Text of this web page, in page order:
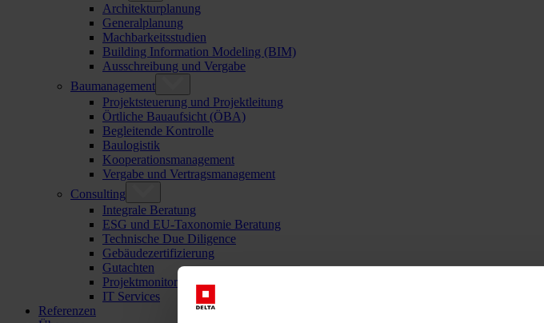
Architekturplanung
Generalplanung
Machbarkeitsstudien
Building Information Modeling (BIM)
Ausschreibung und Vergabe
Baumanagement
Projektsteuerung und Projektleitung
Örtliche Bauaufsicht (ÖBA)
Begleitende Kontrolle
Baulogistik
Kooperationsmanagement
Vergabe und Vertragsmanagement
Consulting
Integrale Beratung
ESG und EU-Taxonomie Beratung
Technische Due Diligence
Gebäudezertifizierung
Gutachten
Projektmonitoring
IT Services
Referenzen